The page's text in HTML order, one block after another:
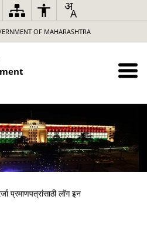
OF MAHARASHTRA
प्रमाणपत्रांसाठी लॉग इन